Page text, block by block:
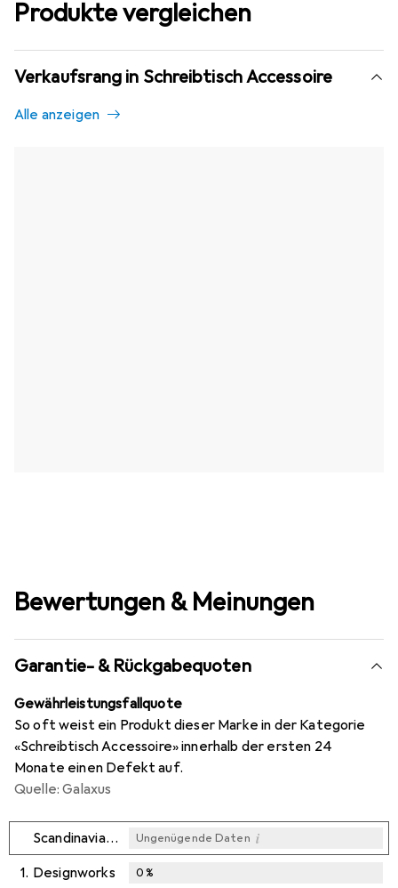
Produkte vergleichen
Verkaufsrang in Schreibtisch Accessoire
Alle anzeigen
Bewertungen & Meinungen
Garantie- & Rückgabequoten
Gewährleistungsfallquote
So oft weist ein Produkt dieser Marke in der Kategorie
«Schreibtisch Accessoire» innerhalb der ersten 24
Monate einen Defekt auf.
Quelle: Galaxus
Scandinavian Bookmarks Ungenügende Daten i
1. Designworks 0%